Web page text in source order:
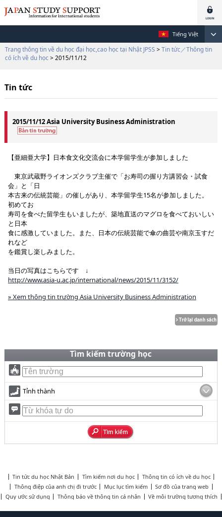
Tiếng Việt
Trang thông tin về du học đại học,cao học tại Nhật JPSS > Tin tức／Thông tin
có ích về du học > 2015/11/12
Tin tức
2015/11/12 Asia University Business Administration
【亜細亜大学】日本食文化交流会に本学留学生が参加しました
東京武蔵野ライオンズクラブ主催で「お寿司の握り方講習会・試食
会」と「日
本古来の伝統芸能」の催しがあり、本学留学生15名が参加しました。
初めてお
寿司を食べた留学生もいましたが、築地直送のマグロを食べておいしい
と日本
食に感激していました。また、日本の伝統芸能で傘の曲芸や南京玉すだ
れなど
を鑑賞し楽しみました。
当日の写真はこちらです ↓
http://www.asia-u.ac.jp/international/news/2015/11/3152/
» Xem thông tin trường Asia University Business Administration
Tìm kiếm trường học
Tỉnh thành
Tin tức du học Nhật Bản Tìm kiếm nơi du học
Thông tin có ích về du học
Thông điệp của anh chị đi trước
Mục lục tìm kiếm
Sơ đồ của trang web
Quy ước sử dụng
Thông báo về thông tin cá nhân Về môi trường tương thích